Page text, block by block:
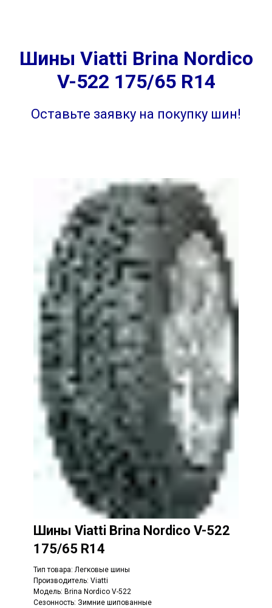
Шины Viatti Brina Nordico
V-522 175/65 R14
Оставьте заявку на покупку шин!
Шины Viatti Brina Nordico V-522
175/65 R14
Тип товара: Легковые шины
Производитель: Viatti
Модель: Brina Nordico V-522
Сезонность: Зимние шипованные